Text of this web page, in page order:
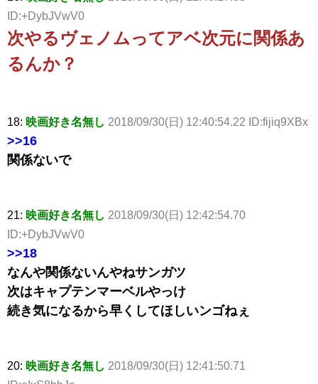
ID:+DybJVwV0
次やるヴェノムってアベ次元に関係あ
るんか？
18: 映画好き名無し 2018/09/30(日) 12:40:54.22 ID:fijiq9XBx
>>16
関係ないで
21: 映画好き名無し 2018/09/30(日) 12:42:54.70
ID:+DybJVwV0
>>18
なんや関係ないんやねサンガツ
次はキャプテンマーベルやっけ
続き気になるから早くしてほしいンゴねぇ
20: 映画好き名無し 2018/09/30(日) 12:41:50.71